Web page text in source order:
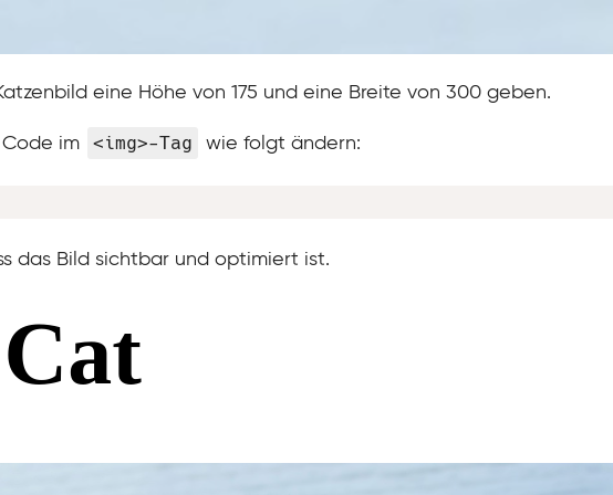
eine Höhe von 175 und eine Breite von 300 geben.
im <img>-Tag wie folgt ändern:
das Bild sichtbar und optimiert ist.